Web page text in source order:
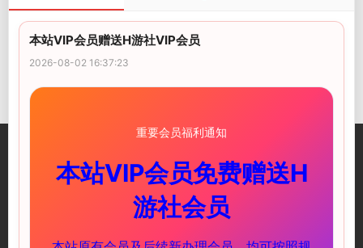
評論 0
一個優質的資源付費平台 彙集海量遊戲資源和攻略
本站VIP会员赠送H游社VIP会员
2026-08-02 16:37:23
重要会员福利通知
本站VIP会员免费赠送H
游社会员